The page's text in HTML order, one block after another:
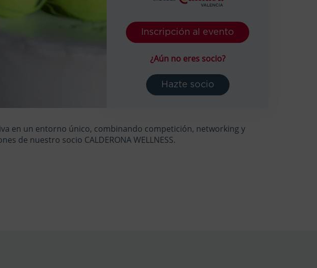
Inscripción al evento
¿Aún no eres socio?
Hazte socio
en un entorno único, combinando competición, networking y
de nuestro socio CALDERONA WELLNESS.